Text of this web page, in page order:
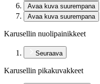
Avaa kuva suurempana
Avaa kuva suurempana
Karusellin nuolipainikkeet
Seuraava
Karusellin pikakuvakkeet